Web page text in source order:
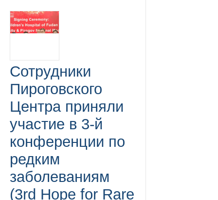
Сотрудники
Пироговского
Центра приняли
участие в 3-й
конференции по
редким
заболеваниям
(3rd Hope for Rare